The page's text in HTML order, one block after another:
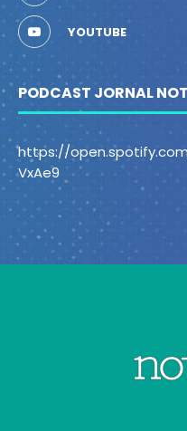
YOUTUBE
PODCAST JORNAL
https://
VxAe9